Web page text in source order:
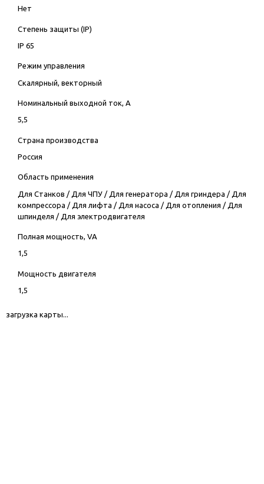
Нет
Степень защиты (IP)
IP 65
Режим управления
Скалярный, векторный
Номинальный выходной ток, А
5,5
Страна производства
Россия
Область применения
Для Станков / Для ЧПУ/ Для генератора / Для гриндера / Для
компрессора / Для лифта / Для насоса / Для отопления / Для
шпинделя / Для электродвигателя
Полная мощность, VA
1,5
Мощность двигателя
1,5
загрузка карты...